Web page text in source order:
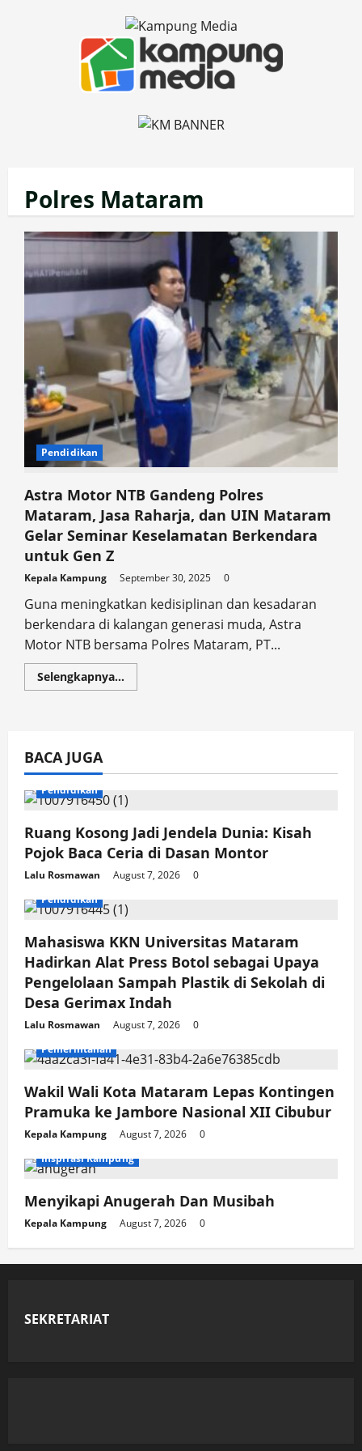
Polres Mataram
Pendidikan
Astra Motor NTB Gandeng Polres
Mataram, Jasa Raharja, dan UIN Mataram
Gelar Seminar Keselamatan Berkendara
untuk Gen Z
Kepala Kampung September 30, 2025 0
Guna meningkatkan kedisiplinan dan kesadaran
berkendara di kalangan generasi muda, Astra
Motor NTB bersama Polres Mataram, PT...
Selengkapnya...Read
more
Jasa
dan
UIN
Mataram
Gelar
Seminar
Keselamatan
Berkendara
untuk
Z
BACA JUGA
Pendidikan
Ruang Kosong Jadi Jendela Dunia: Kisah
Pojok Baca Ceria di Dasan Montor
Lalu Rosmawan August 7, 2026
0
Pendidikan
Mahasiswa KKN Universitas Mataram
Hadirkan Alat Press Botol sebagai Upaya
Pengelolaan Sampah Plastik di Sekolah di
Desa Gerimax Indah
Lalu Rosmawan August 7, 2026
0
Pemerintahan
Wakil Wali Kota Mataram Lepas Kontingen
Pramuka ke Jambore Nasional XII Cibubur
Kepala Kampung August 7, 2026
0
Inspirasi Kampung
Menyikapi Anugerah Dan Musibah
Kepala Kampung August 7, 2026 0
SEKRETARIAT